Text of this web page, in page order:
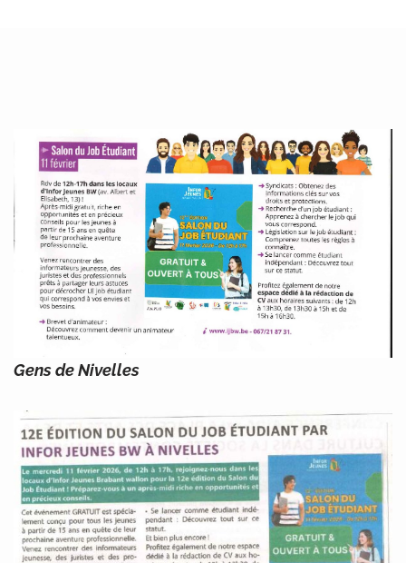
Gens de Nivelles